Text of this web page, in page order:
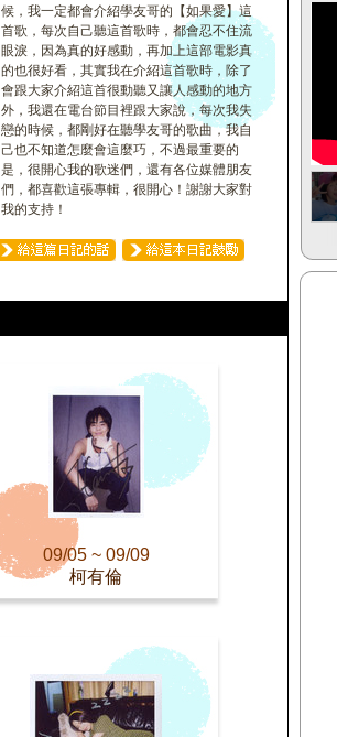
候，我一定都會介紹學友哥的【如果愛】這
首歌，每次自己聽這首歌時，都會忍不住流
眼淚，因為真的好感動，再加上這部電影真
的也很好看，其實我在介紹這首歌時，除了
會跟大家介紹這首很動聽又讓人感動的地方
外，我還在電台節目裡跟大家說，每次我失
戀的時候，都剛好在聽學友哥的歌曲，我自
己也不知道怎麼會這麼巧，不過最重要的
是，很開心我的歌迷們，還有各位媒體朋友
們，都喜歡這張專輯，很開心！謝謝大家對
我的支持！
09/05 ~ 09/09
柯有倫
【
【
(
(